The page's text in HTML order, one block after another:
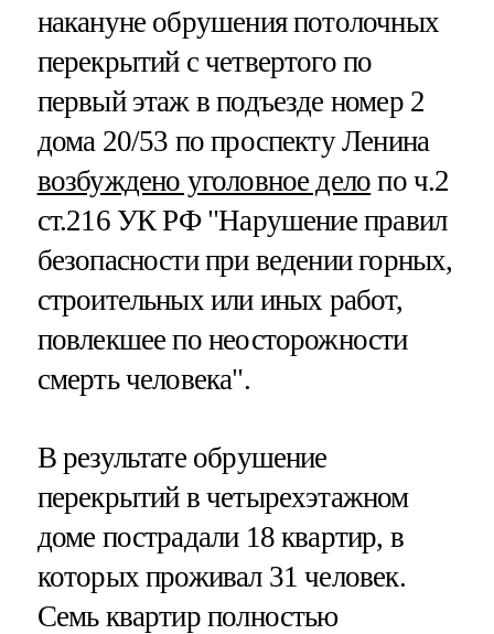
накануне обрушения потолочных
перекрытий с четвертого по
первый этаж в подъезде номер 2
дома 20/53 по проспекту Ленина
возбуждено уголовное дело по ч.2
ст.216 УК РФ "Нарушение правил
безопасности при ведении горных,
строительных или иных работ,
повлекшее по неосторожности
смерть человека".
В результате обрушение
перекрытий в четырехэтажном
доме пострадали 18 квартир, в
которых проживал 31 человек.
Семь квартир полностью